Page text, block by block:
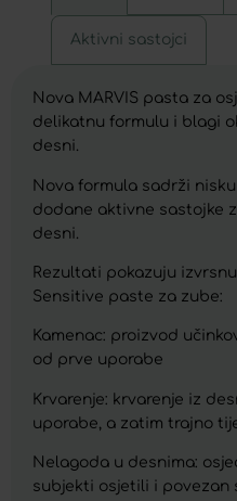
Aktivni sastojci
Nova MARVIS pasta za
delikatnu formulu i blagi
desni.
Nova formula sadrži
dodane aktivne sastojke
desni.
Rezultati pokazuju
Sensitive paste za zube:
Kamenac: proizvod
od prve uporabe
Krvarenje: krvarenje iz
uporabe, a zatim trajno
Nelagoda u desnima:
subjekti osjetili i povezan